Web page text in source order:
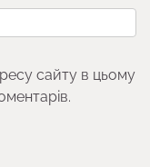
сайту в цьому